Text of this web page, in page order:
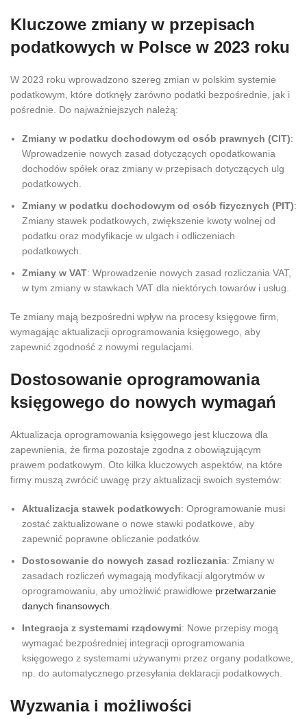
Kluczowe zmiany w przepisach
podatkowych w Polsce w 2023 roku
W 2023 roku wprowadzono szereg zmian w polskim systemie
podatkowym, które dotknęły zarówno podatki bezpośrednie, jak i
pośrednie. Do najważniejszych należą:
Zmiany w podatku dochodowym od osób prawnych (CIT):
Wprowadzenie nowych zasad dotyczących opodatkowania
dochodów spółek oraz zmiany w przepisach dotyczących ulg
podatkowych.
Zmiany w podatku dochodowym od osób fizycznych (PIT):
Zmiany stawek podatkowych, zwiększenie kwoty wolnej od
podatku oraz modyfikacje w ulgach i odliczeniach
podatkowych.
Zmiany w VAT: Wprowadzenie nowych zasad rozliczania VAT,
w tym zmiany w stawkach VAT dla niektórych towarów i usług.
Te zmiany mają bezpośredni wpływ na procesy księgowe firm,
wymagając aktualizacji oprogramowania księgowego, aby
zapewnić zgodność z nowymi regulacjami.
Dostosowanie oprogramowania
księgowego do nowych wymagań
Aktualizacja oprogramowania księgowego jest kluczowa dla
zapewnienia, że firma pozostaje zgodna z obowiązującym
prawem podatkowym. Oto kilka kluczowych aspektów, na które
firmy muszą zwrócić uwagę przy aktualizacji swoich systemów:
Aktualizacja stawek podatkowych: Oprogramowanie musi
zostać zaktualizowane o nowe stawki podatkowe, aby
zapewnić poprawne obliczanie podatków.
Dostosowanie do nowych zasad rozliczania: Zmiany w
zasadach rozliczeń wymagają modyfikacji algorytmów w
oprogramowaniu, aby umożliwić prawidłowe przetwarzanie
danych finansowych
Integracja z systemami rządowymi: Nowe przepisy mogą
wymagać bezpośredniej integracji oprogramowania
księgowego z systemami używanymi przez organy podatkowe,
np. do automatycznego przesyłania deklaracji podatkowych.
Wyzwania i możliwości